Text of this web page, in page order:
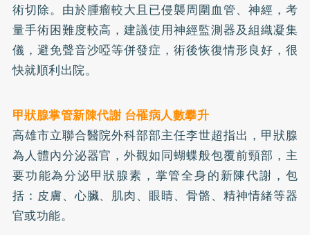
術切除。由於腫瘤較大且已侵襲周圍血管、神經，考
量手術困難度較高，建議使用神經監測器及組織凝集
儀，避免聲音沙啞等併發症，術後恢復情形良好，很
快就順利出院。
甲狀腺掌管新陳代謝 台罹病人數攀升
高雄市立聯合醫院外科部部主任李世超指出，甲狀腺
為人體內分泌器官，外觀如同蝴蝶般包覆前頸部，主
要功能為分泌甲狀腺素，掌管全身的新陳代謝，包
括：皮膚、心臟、肌肉、眼睛、骨骼、精神情緒等器
官或功能。